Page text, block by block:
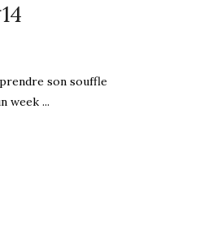
son souffle
week ...